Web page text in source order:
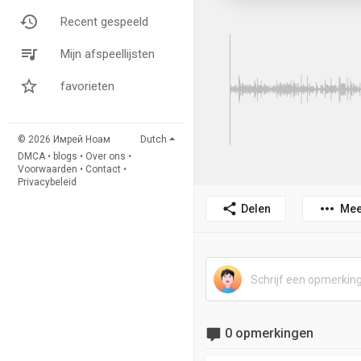
Recent gespeeld
Mijn afspeellijsten
favorieten
© 2026 Имрей Ноам
Dutch
DMCA • blogs • Over ons •
Voorwaarden • Contact •
Privacybeleid
Delen
0 opmerkingen